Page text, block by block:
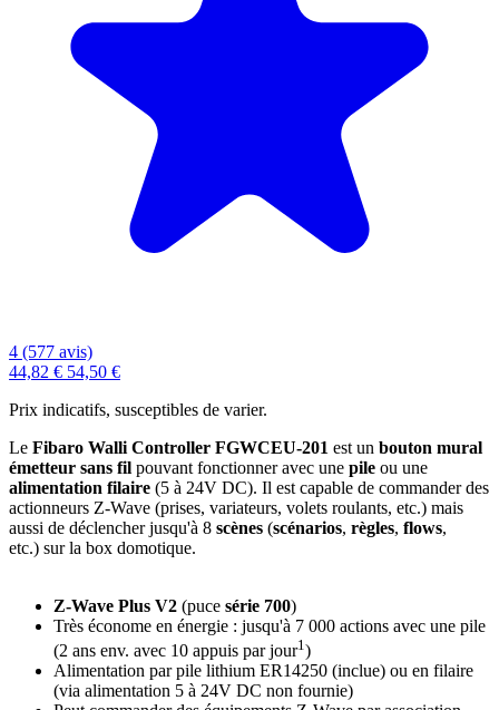
4 (577 avis)
44,82 € 54,50 €
Prix indicatifs, susceptibles de varier.
Le Fibaro Walli Controller FGWCEU-201 est un bouton mural
émetteur sans fil pouvant fonctionner avec une pile ou une
alimentation filaire (5 à 24V DC). Il est capable de commander des
actionneurs Z-Wave (prises, variateurs, volets roulants, etc.) mais
aussi de déclencher jusqu'à 8 scènes (scénarios, règles, flows,
etc.) sur la box domotique.
Z-Wave Plus V2 (puce série 700)
Très économe en énergie : jusqu'à 7 000 actions avec une pile
(2 ans env. avec 10 appuis par jour1 )
Alimentation par pile lithium ER14250 (inclue) ou en filaire
(via alimentation 5 à 24V DC non fournie)